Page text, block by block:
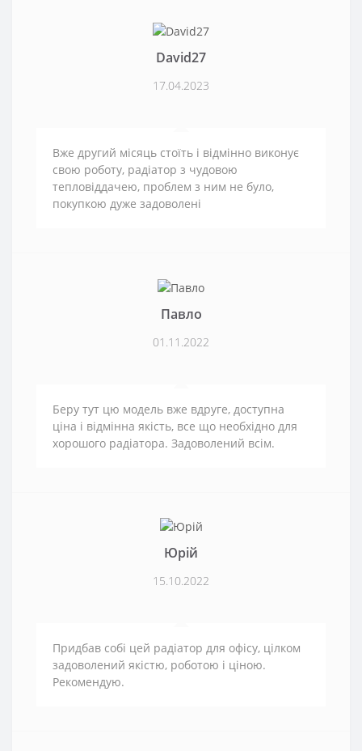
David27
17.04.2023
Вже другий місяць стоїть і відмінно виконує
свою роботу, радіатор з чудовою
тепловіддачею, проблем з ним не було,
покупкою дуже задоволені
Павло
01.11.2022
Беру тут цю модель вже вдруге, доступна
ціна і відмінна якість, все що необхідно для
хорошого радіатора. Задоволений всім.
Юрій
15.10.2022
Придбав собі цей радіатор для офісу, цілком
задоволений якістю, роботою і ціною.
Рекомендую.